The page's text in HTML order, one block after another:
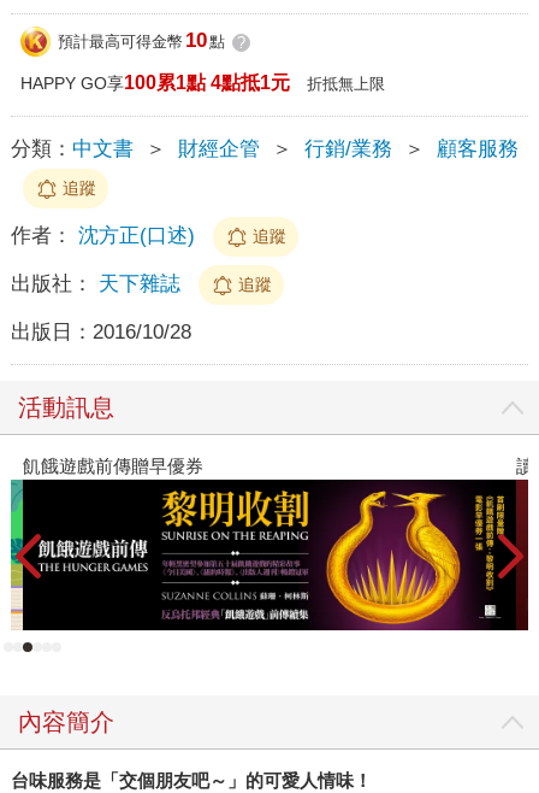
預計最高可得金幣 10點 ?
HAPPY GO享100累1點 4點抵1元 折抵無上限
分類： 中文書 ＞ 財經企管 ＞ 行銷/業務 ＞ 顧客服務
追蹤
作者： 沈方正(口述) 追蹤
出版社： 天下雜誌 追蹤
出版日： 2016/10/28
活動訊息
飢餓遊戲前傳贈早優券 讀
內容簡介
台味服務是「交個朋友吧～」的可愛人情味！